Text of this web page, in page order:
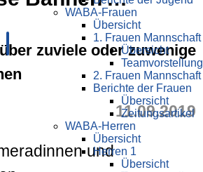
WABA-Frauen
Übersicht
1. Frauen Mannschaft
Übersicht
Teamvorstellung
2. Frauen Mannschaft
Berichte der Frauen
Übersicht
Zeitungsartikel
WABA-Herren
Übersicht
Herren 1
Übersicht
zuviele oder zuwenige
11.09.2019
und